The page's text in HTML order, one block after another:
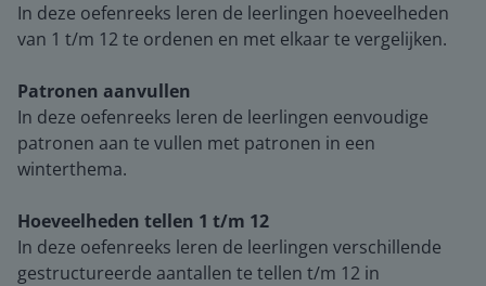
In deze oefenreeks leren de leerlingen hoeveelheden
van 1 t/m 12 te ordenen en met elkaar te vergelijken.
Patronen aanvullen
In deze oefenreeks leren de leerlingen eenvoudige
patronen aan te vullen met patronen in een
winterthema.
Hoeveelheden tellen 1 t/m 12
In deze oefenreeks leren de leerlingen verschillende
gestructureerde aantallen te tellen t/m 12 in